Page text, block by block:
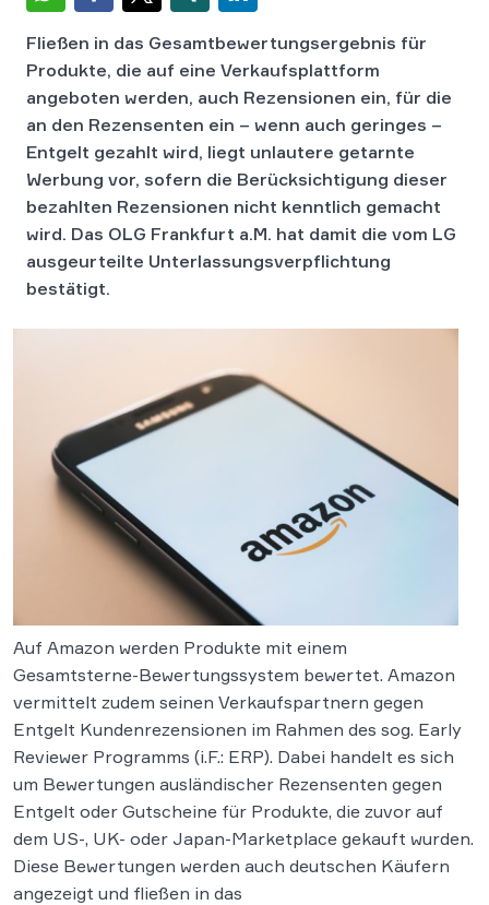
Fließen in das Gesamtbewertungsergebnis für
Produkte, die auf eine Verkaufsplattform
angeboten werden, auch Rezensionen ein, für die
an den Rezensenten ein – wenn auch geringes –
Entgelt gezahlt wird, liegt unlautere getarnte
Werbung vor, sofern die Berücksichtigung dieser
bezahlten Rezensionen nicht kenntlich gemacht
wird. Das OLG Frankfurt a.M. hat damit die vom LG
ausgeurteilte Unterlassungsverpflichtung
bestätigt.
Auf Amazon werden Produkte mit einem
Gesamtsterne-Bewertungssystem bewertet. Amazon
vermittelt zudem seinen Verkaufspartnern gegen
Entgelt Kundenrezensionen im Rahmen des sog. Early
Reviewer Programms (i.F.: ERP). Dabei handelt es sich
um Bewertungen ausländischer Rezensenten gegen
Entgelt oder Gutscheine für Produkte, die zuvor auf
dem US-, UK- oder Japan-Marketplace gekauft wurden.
Diese Bewertungen werden auch deutschen Käufern
angezeigt und fließen in das